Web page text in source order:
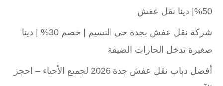
50%| دينا نقل عفش
شركة نقل عفش بجدة حي النسيم | خصم 30% | دينا
صغيرة تدخل الحارات الضيقة
أفضل دباب نقل عفش جدة 2026 لجميع الأحياء – احجز